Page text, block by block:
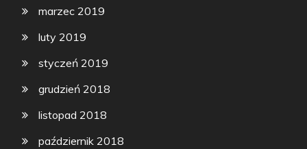
marzec 2019
luty 2019
styczeń 2019
grudzień 2018
listopad 2018
październik 2018